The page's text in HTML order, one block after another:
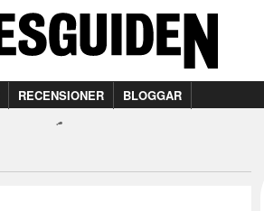
RECENSIONER BLOGGAR